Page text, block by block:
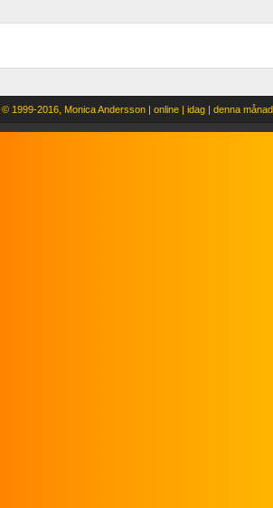
© 1999-2016, Monica Andersson | online | idag | denna